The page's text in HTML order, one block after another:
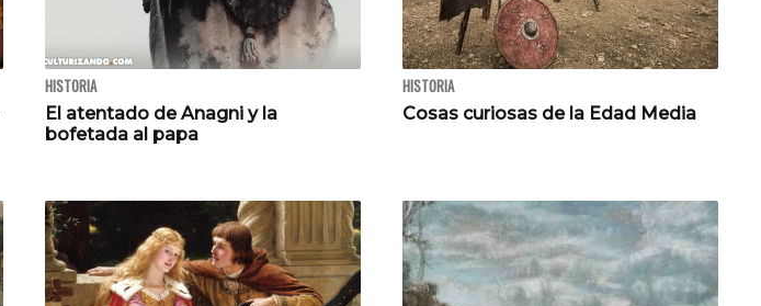
HISTORIA
El atentado de Anagni y la
bofetada al papa
HISTORIA
Cosas curiosas de la Edad Media